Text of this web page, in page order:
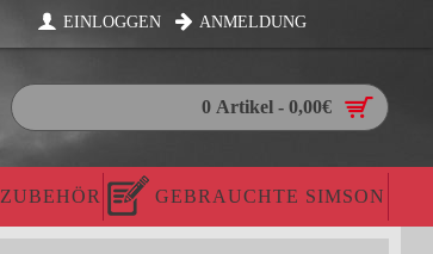
EINLOGGEN ANMELDUNG
0 Artikel - 0,00€
ZUBEHÖR GEBRAUCHTE SIMSON